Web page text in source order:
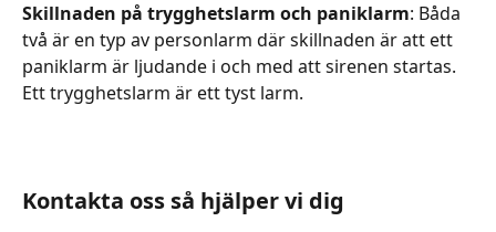
Skillnaden på trygghetslarm och paniklarm: Båda
två är en typ av personlarm där skillnaden är att ett
paniklarm är ljudande i och med att sirenen startas.
Ett trygghetslarm är ett tyst larm.
Kontakta oss så hjälper vi dig